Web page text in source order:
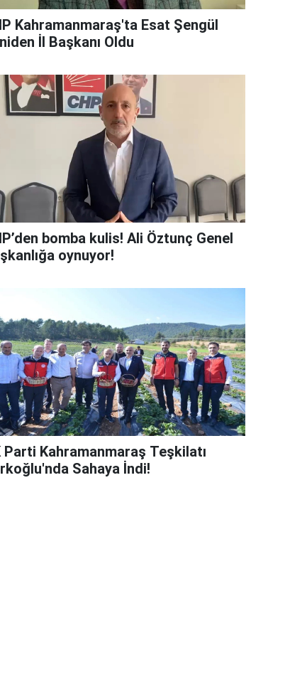
Kahramanmaraş'ta Esat Şengül
İl Başkanı Oldu
bomba kulis! Ali Öztunç Genel
oynuyor!
Parti Kahramanmaraş Teşkilatı
Sahaya İndi!